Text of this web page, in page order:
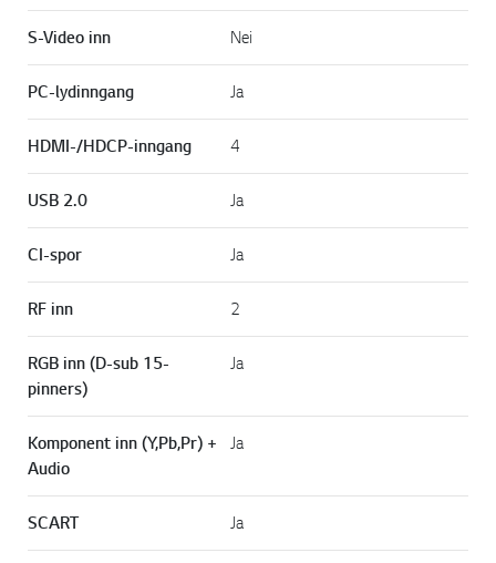
S-Video inn Nei
PC-lydinngang Ja
HDMI-/HDCP-inngang 4
USB 2.0 Ja
CI-spor Ja
RF inn 2
RGB inn (D-sub 15-
pinners)
Ja
Komponent inn (Y,Pb,Pr) +
Audio
Ja
SCART Ja